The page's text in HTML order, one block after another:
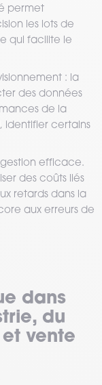
permet
les lots de
qui facilite le
: la
des données
de la
identifier certains
efficace.
des coûts liés
retards dans la
aux erreurs de
dans
du
vente